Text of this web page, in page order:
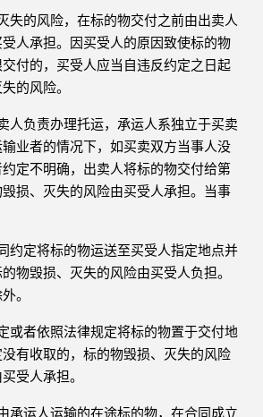
失的风险，在标的物交付之前由出卖人
人承担。因买受人的原因致使标的物
付的，买受人应当自违反约定之日起
的风险。
人负责办理托运，承运人系独立于买卖
业者的情况下，如买卖双方当事人没
定不明确，出卖人将标的物交付给第
损、灭失的风险由买受人承担。当事
约定将标的物运送至买受人指定地点并
物毁损、灭失的风险由买受人负担。
。
或者依照法律规定将标的物置于交付地
有收取的，标的物毁损、灭失的风险
受人承担。
承运人运输的在途标的物，在合同成立